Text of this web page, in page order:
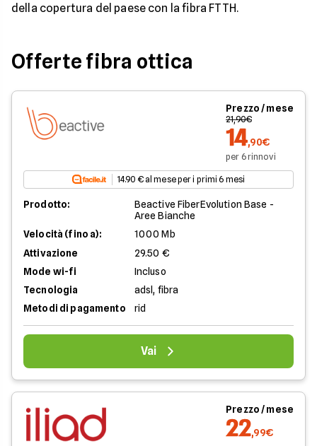
della copertura del paese con la fibra FTTH.
Offerte fibra ottica
Prezzo / mese
21,90€
14,90€
per 6 rinnovi
14.90 € al mese per i primi 6 mesi
Prodotto:
Beactive FiberEvolution Base -
Aree Bianche
Velocità (fino a):
1000 Mb
Attivazione
29.50 €
Mode wi-fi
Incluso
Tecnologia
adsl, fibra
Metodi di pagamento
rid
Vai
Prezzo / mese
22,99€